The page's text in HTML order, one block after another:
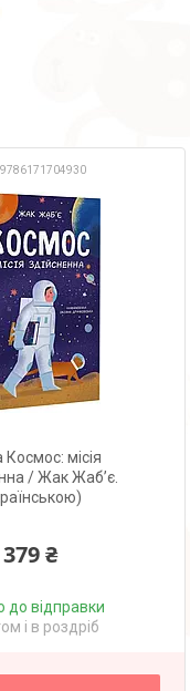
9786171704930
Космос: місія
/ Жак Жаб’є.
379 ₴
до відправки
і в роздріб